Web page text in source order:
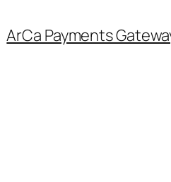
ArCa Payments